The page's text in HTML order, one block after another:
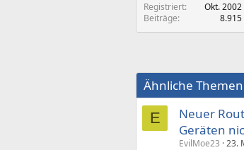
Registriert
Okt. 2002
Beiträge
8.915
Ähnliche Themen
E
Neuer
Geräten
EvilMoe23 23.